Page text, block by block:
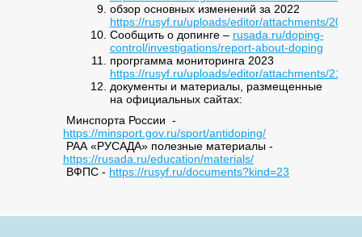
обзор основных изменений за 2022
https://rusyf.ru/uploads/editor/attachments/
Сообщить о допинге –​ rusada.ru/doping-
control/investigations/report-about-doping
прогргамма мониторинга 2023​
https://rusyf.ru/uploads/editor/attachments/
документы и материалы, размещенные
на официальных сайтах:
Минспорта России -
https://minsport.gov.ru/sport/antidoping/
РАА «РУСАДА» полезные материалы -
https://rusada.ru/education/materials/
ВФПС - https://rusyf.ru/documents?kind=23